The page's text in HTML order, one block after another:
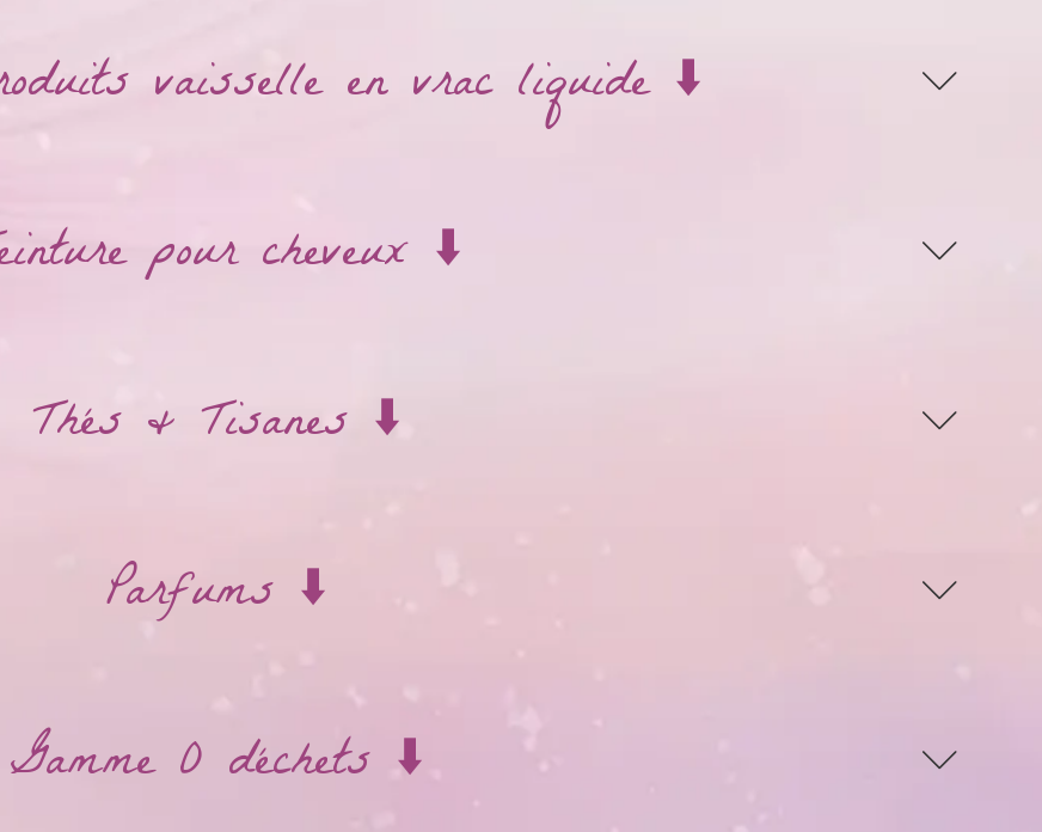
vaisselle en vrac liquide ⬇️
pour cheveux ⬇️
Thés & Tisanes ⬇️
Parfums ⬇️
Gamme 0 déchets ⬇️